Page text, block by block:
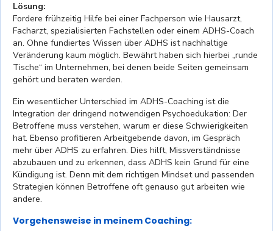
Lösung:
Fordere frühzeitig Hilfe bei einer Fachperson wie Hausarzt,
Facharzt, spezialisierten Fachstellen oder einem ADHS-Coach
an. Ohne fundiertes Wissen über ADHS ist nachhaltige
Veränderung kaum möglich. Bewährt haben sich hierbei „runde
Tische“ im Unternehmen, bei denen beide Seiten gemeinsam
gehört und beraten werden.
Ein wesentlicher Unterschied im ADHS-Coaching ist die
Integration der dringend notwendigen Psychoedukation: Der
Betroffene muss verstehen, warum er diese Schwierigkeiten
hat. Ebenso profitieren Arbeitgebende davon, im Gespräch
mehr über ADHS zu erfahren. Dies hilft, Missverständnisse
abzubauen und zu erkennen, dass ADHS kein Grund für eine
Kündigung ist. Denn mit dem richtigen Mindset und passenden
Strategien können Betroffene oft genauso gut arbeiten wie
andere.
Vorgehensweise in meinem Coaching: